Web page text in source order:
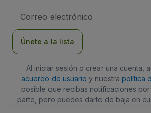
de
Únete a la lista
Al iniciar sesión o crear una cuenta,
acuerdo de usuario y nuestra política
posible que recibas notificaciones por
parte, pero puedes darte de baja en